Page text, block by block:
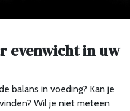
evenwicht in uw
balans in voeding? Kan je
Wil je niet meteen